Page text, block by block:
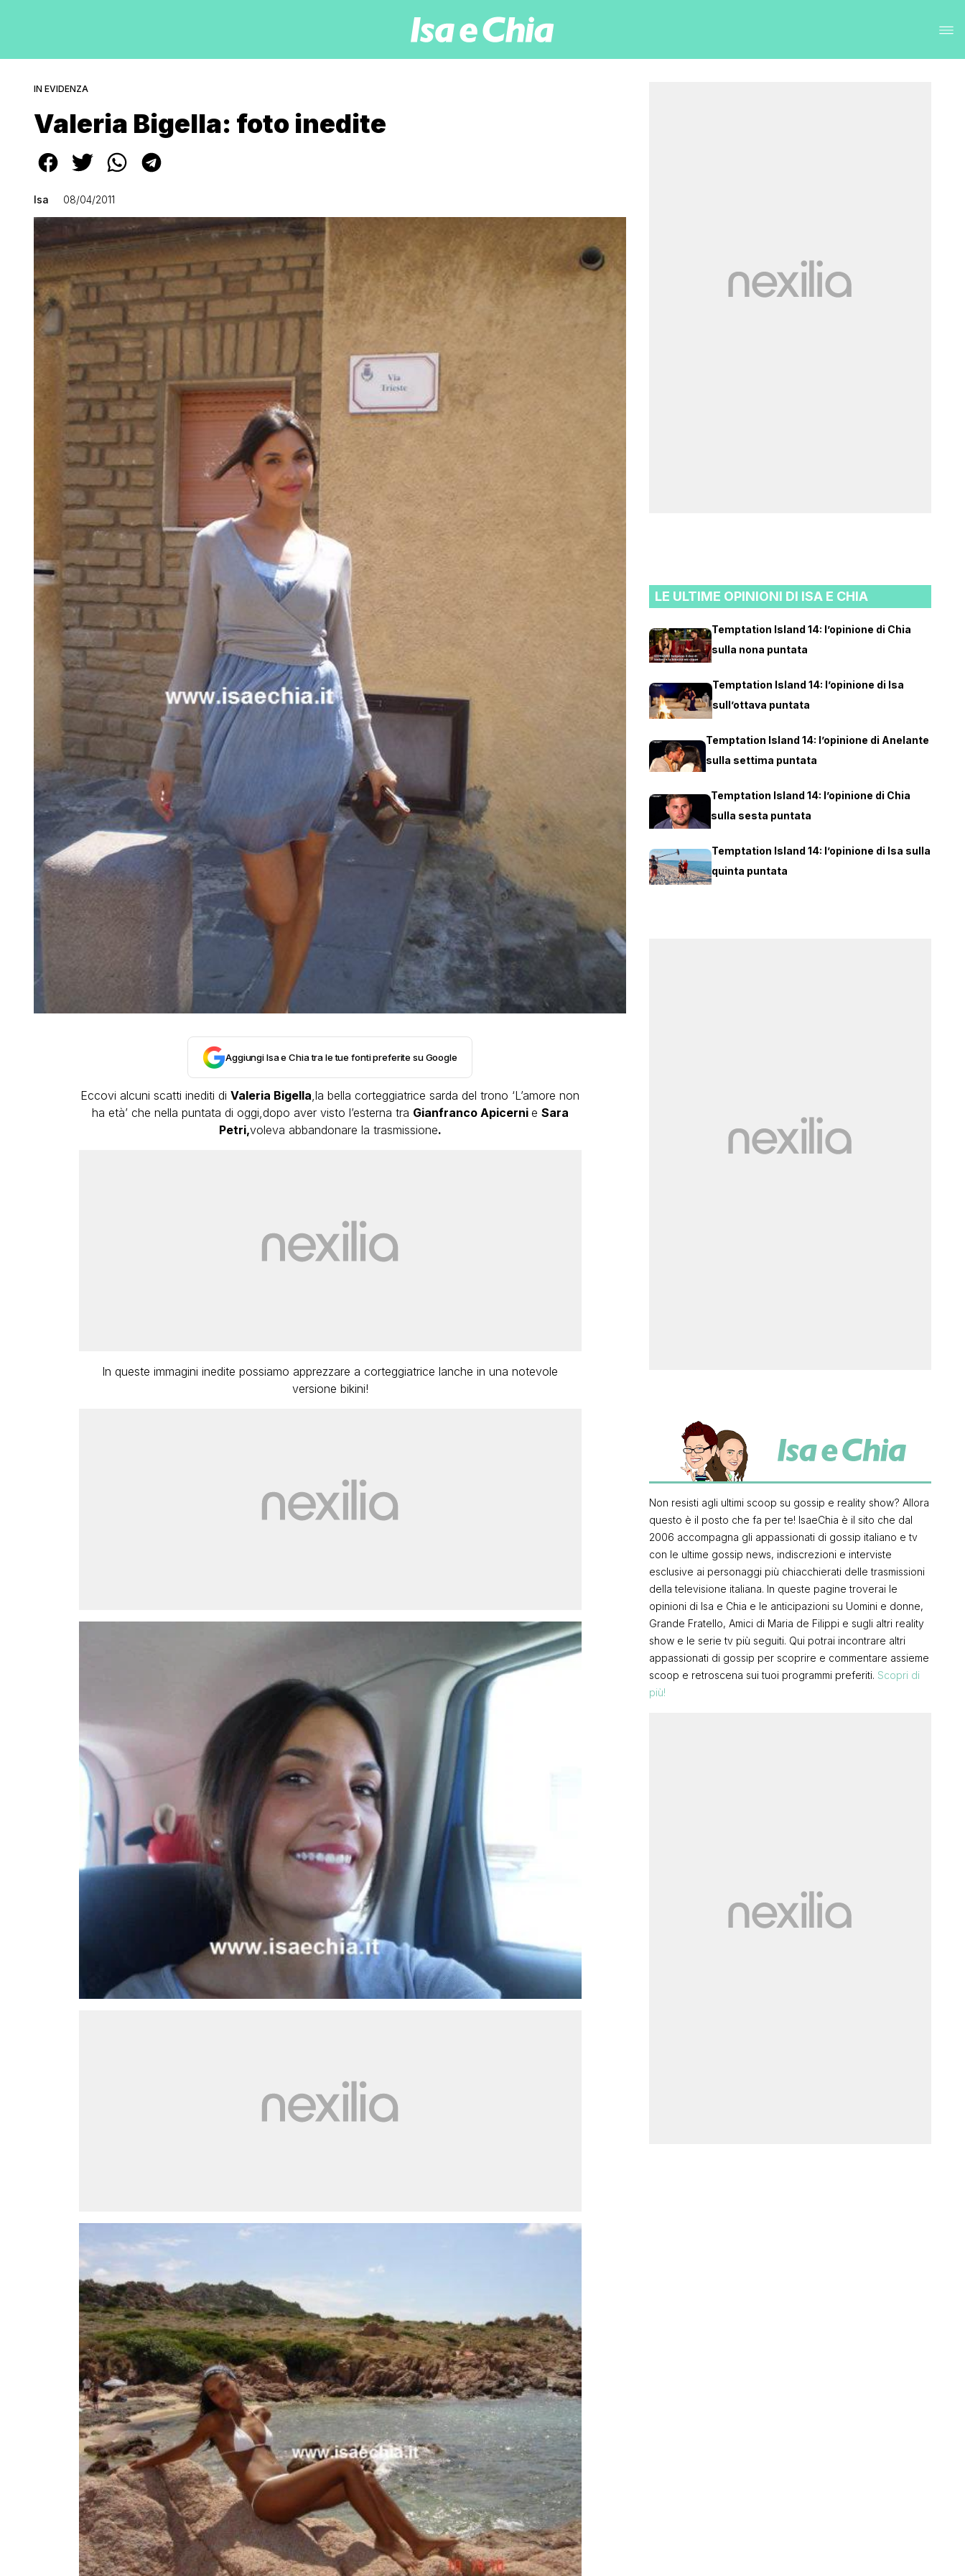
IN EVIDENZA
Valeria Bigella: foto inedite
Isa 08/04/2011
Aggiungi Isa e Chia tra le tue fonti preferite su Google
Eccovi alcuni scatti inediti di Valeria Bigella,la bella corteggiatrice sarda del trono ‘L’amore non
ha età’ che nella puntata di oggi,dopo aver visto l’esterna tra Gianfranco Apicerni e Sara
Petri,voleva abbandonare la trasmissione.
In queste immagini inedite possiamo apprezzare a corteggiatrice lanche in una notevole
versione bikini!
LE ULTIME OPINIONI DI ISA E CHIA
Temptation Island 14: l’opinione di Chia
sulla nona puntata
Temptation Island 14: l’opinione di Isa
sull’ottava puntata
Temptation Island 14: l’opinione di Anelante
sulla settima puntata
Temptation Island 14: l’opinione di Chia
sulla sesta puntata
Temptation Island 14: l’opinione di Isa sulla
quinta puntata
Non resisti agli ultimi scoop su gossip e reality show? Allora
questo è il posto che fa per te! IsaeChia è il sito che dal
2006 accompagna gli appassionati di gossip italiano e tv
con le ultime gossip news, indiscrezioni e interviste
esclusive ai personaggi più chiacchierati delle trasmissioni
della televisione italiana. In queste pagine troverai le
opinioni di Isa e Chia e le anticipazioni su Uomini e donne,
Grande Fratello, Amici di Maria de Filippi e sugli altri reality
show e le serie tv più seguiti. Qui potrai incontrare altri
appassionati di gossip per scoprire e commentare assieme
scoop e retroscena sui tuoi programmi preferiti. Scopri di
più!